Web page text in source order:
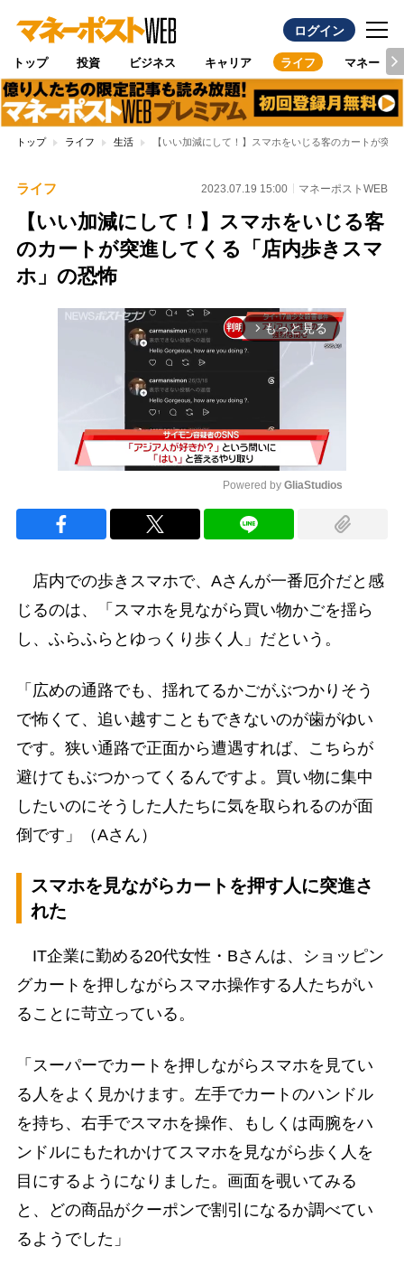
ログイン
トップ 投資 ビジネス キャリア ライフ マネー
トップ ライフ 生活 【いい加減にして！】スマホをいじる客のカートが突
ライフ 2023.07.19 15:00 マネーポストWEB
【いい加減にして！】スマホをいじる客
のカートが突進してくる「店内歩きスマ
ホ」の恐怖
arrow_forward_ios もっと見る
Powered by GliaStudios
店内での歩きスマホで、Aさんが一番厄介だと感
じるのは、「スマホを見ながら買い物かごを揺ら
し、ふらふらとゆっくり歩く人」だという。
「広めの通路でも、揺れてるかごがぶつかりそう
で怖くて、追い越すこともできないのが歯がゆい
です。狭い通路で正面から遭遇すれば、こちらが
避けてもぶつかってくるんですよ。買い物に集中
したいのにそうした人たちに気を取られるのが面
倒です」（Aさん）
スマホを見ながらカートを押す人に突進さ
れた
IT企業に勤める20代女性・Bさんは、ショッピン
グカートを押しながらスマホ操作する人たちがい
ることに苛立っている。
「スーパーでカートを押しながらスマホを見てい
る人をよく見かけます。左手でカートのハンドル
を持ち、右手でスマホを操作、もしくは両腕をハ
ンドルにもたれかけてスマホを見ながら歩く人を
目にするようになりました。画面を覗いてみる
と、どの商品がクーポンで割引になるか調べてい
るようでした」